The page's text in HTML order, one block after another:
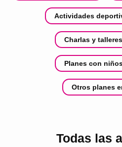
Actividades
Charlas y
Planes con
Otros planes
Todas las